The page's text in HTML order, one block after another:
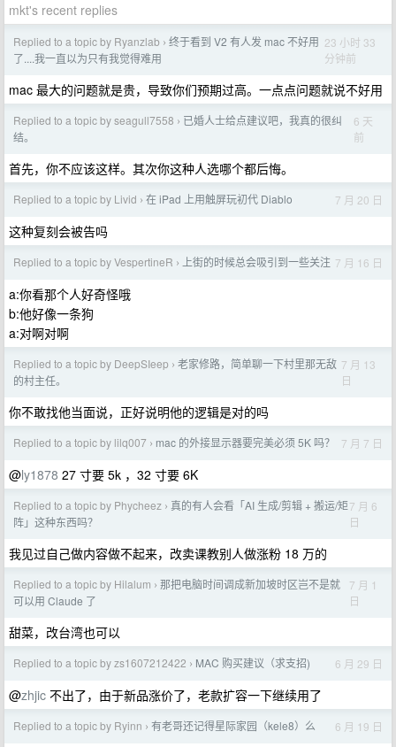
mkt's recent replies
Replied to a topic by Ryanzlab › 终于看到 V2 有人发 mac 不好用
了....我一直以为只有我觉得难用
23 小时 33
分钟前
mac 最大的问题就是贵，导致你们预期过高。一点点问题就说不好用
Replied to a topic by seagull7558 › 已婚人士给点建议吧，我真的很纠
结。
6 天
前
首先，你不应该这样。其次你这种人选哪个都后悔。
Replied to a topic by Livid › 在 iPad 上用触屏玩初代 Diablo 7 月 20 日
这种复刻会被告吗
Replied to a topic by VespertineR › 上街的时候总会吸引到一些关注 7 月 16 日
a:你看那个人好奇怪哦
b:他好像一条狗
a:对啊对啊
Replied to a topic by DeepSIeep › 老家修路，简单聊一下村里那无敌
的村主任。
7 月 13
日
你不敢找他当面说，正好说明他的逻辑是对的吗
Replied to a topic by lilq007 › mac 的外接显示器要完美必须 5K 吗？ 7 月 7 日
@ly1878 27 寸要 5k ，32 寸要 6K
Replied to a topic by Phycheez › 真的有人会看「AI 生成/剪辑 + 搬运/矩
阵」这种东西吗？
7 月 6
日
我见过自己做内容做不起来，改卖课教别人做涨粉 18 万的
Replied to a topic by Hilalum › 那把电脑时间调成新加坡时区岂不是就
可以用 Claude 了
7 月 1
日
甜菜，改台湾也可以
Replied to a topic by zs1607212422 › MAC 购买建议（求支招) 6 月 29 日
@zhjic 不出了，由于新品涨价了，老款扩容一下继续用了
Replied to a topic by Ryinn › 有老哥还记得星际家园（kele8）么 6 月 19 日